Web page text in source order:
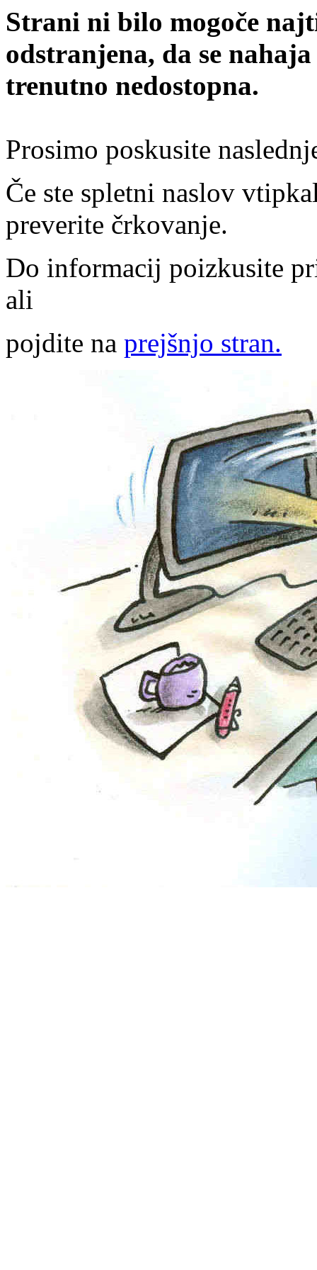
Strani ni bilo mogoče
odstranjena, da se
trenutno nedostopna.
Prosimo poskusite
Če ste spletni naslov
preverite črkovanje.
Do informacij poizkusite
ali
pojdite na prejšnjo stran.